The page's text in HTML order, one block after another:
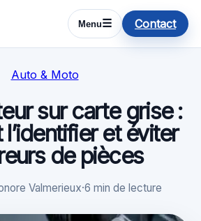
Menu☰ Contact
Auto & Moto
sur carte grise :
et éviter
de pièces
Valmerieux·6 min de lecture